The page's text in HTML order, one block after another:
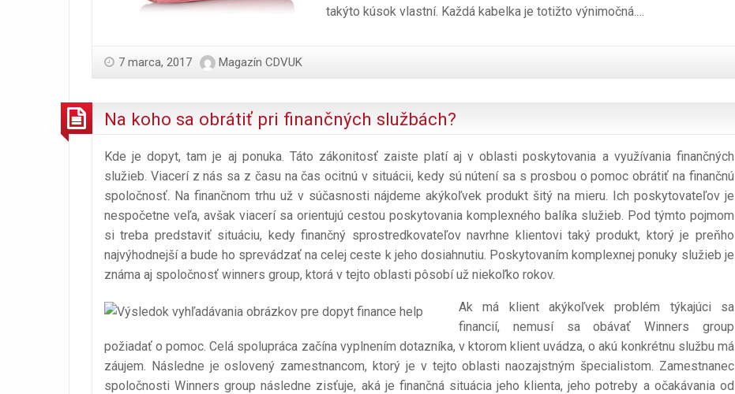
takýto kúsok vlastní. Každá kabelka je totižto výnimočná.…
7 marca, 2017 Magazín CDVUK
Na koho sa obrátiť pri finančných službách?
Kde je dopyt, tam je aj ponuka. Táto zákonitosť zaiste platí aj v oblasti poskytovania a využívania finančných
služieb. Viacerí z nás sa z času na čas ocitnú v situácii, kedy sú nútení sa s prosbou o pomoc obrátiť na finančnú
spoločnosť. Na finančnom trhu už v súčasnosti nájdeme akýkoľvek produkt šitý na mieru. Ich poskytovateľov je
nespočetne veľa, avšak viacerí sa orientujú cestou poskytovania komplexného balíka služieb. Pod týmto pojmom
si treba predstaviť situáciu, kedy finančný sprostredkovateľov navrhne klientovi taký produkt, ktorý je preňho
najvýhodnejší a bude ho sprevádzať na celej ceste k jeho dosiahnutiu. Poskytovaním komplexnej ponuky služieb je
známa aj spoločnosť winners group, ktorá v tejto oblasti pôsobí už niekoľko rokov.
Ak má klient akýkoľvek problém týkajúci sa
financií, nemusí sa obávať Winners group
požiadať o pomoc. Celá spolupráca začína vyplnením dotazníka, v ktorom klient uvádza, o akú konkrétnu službu má
záujem. Následne je oslovený zamestnancom, ktorý je v tejto oblasti naozajstným špecialistom. Zamestnanec
spoločnosti Winners group následne zisťuje, aká je finančná situácia jeho klienta, jeho potreby a očakávania od